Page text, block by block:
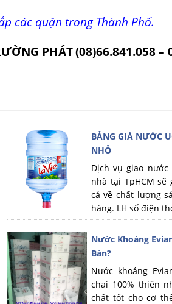
các quận trong Thành Phố.
PHÁT(08)66.841.058 –
BẢNG GIÁ NƯỚC
NHỎ
Dịch vụ giao
nhà tại TpHCM
cả về chất lượng
hàng. LH số điện
Nước Khoáng
Bán?
Nước khoáng
chai 100% thiên
chất tốt cho cơ